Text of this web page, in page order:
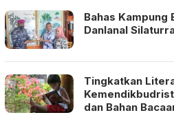
Bahas Kampung
Danlanal
Tingkatkan
dan Bahan